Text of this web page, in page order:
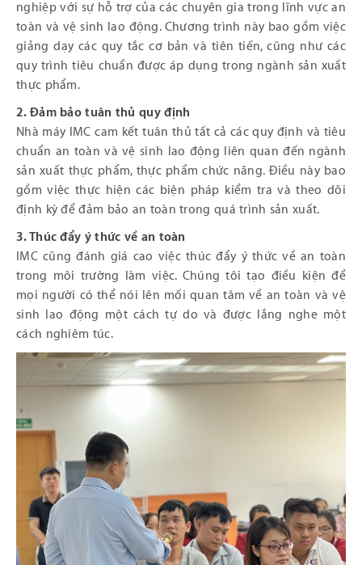
nghiệp với sự hỗ trợ của các chuyên gia trong lĩnh vực an
toàn và vệ sinh lao động. Chương trình này bao gồm việc
giảng dạy các quy tắc cơ bản và tiên tiến, cũng như các
quy trình tiêu chuẩn được áp dụng trong ngành sản xuất
thực phẩm.
2. Đảm bảo tuân thủ quy định
Nhà máy IMC cam kết tuân thủ tất cả các quy định và tiêu
chuẩn an toàn và vệ sinh lao động liên quan đến ngành
sản xuất thực phẩm, thực phẩm chức năng. Điều này bao
gồm việc thực hiện các biện pháp kiểm tra và theo dõi
định kỳ để đảm bảo an toàn trong quá trình sản xuất.
3. Thúc đẩy ý thức về an toàn
IMC cũng đánh giá cao việc thúc đẩy ý thức về an toàn
trong môi trường làm việc. Chúng tôi tạo điều kiện để
mọi người có thể nói lên mối quan tâm về an toàn và vệ
sinh lao động một cách tự do và được lắng nghe một
cách nghiêm túc.